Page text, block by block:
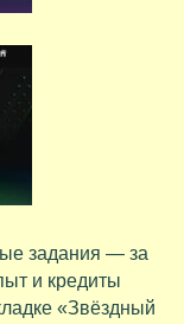
задания — за
и кредиты
«Звёздный